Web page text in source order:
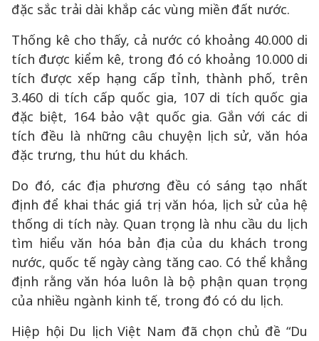
đặc sắc trải dài khắp các vùng miền đất nước.
Thống kê cho thấy, cả nước có khoảng 40.000 di
tích được kiểm kê, trong đó có khoảng 10.000 di
tích được xếp hạng cấp tỉnh, thành phố, trên
3.460 di tích cấp quốc gia, 107 di tích quốc gia
đặc biệt, 164 bảo vật quốc gia. Gắn với các di
tích đều là những câu chuyện lịch sử, văn hóa
đặc trưng, thu hút du khách.
Do đó, các địa phương đều có sáng tạo nhất
định để khai thác giá trị văn hóa, lịch sử của hệ
thống di tích này. Quan trọng là nhu cầu du lịch
tìm hiểu văn hóa bản địa của du khách trong
nước, quốc tế ngày càng tăng cao. Có thể khẳng
định rằng văn hóa luôn là bộ phận quan trọng
của nhiều ngành kinh tế, trong đó có du lịch.
Hiệp hội Du lịch Việt Nam đã chọn chủ đề “Du